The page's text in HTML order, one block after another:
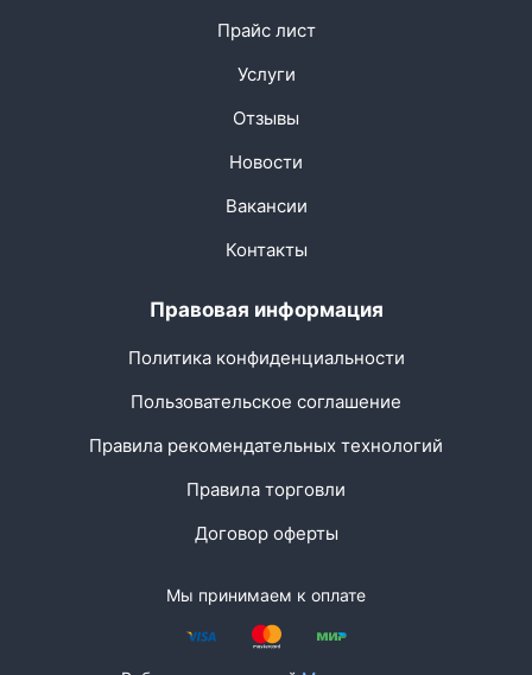
Прайс лист
Услуги
Отзывы
Новости
Вакансии
Контакты
Правовая информация
Политика конфиденциальности
Пользовательское соглашение
Правила рекомендательных технологий
Правила торговли
Договор оферты
Мы принимаем к оплате